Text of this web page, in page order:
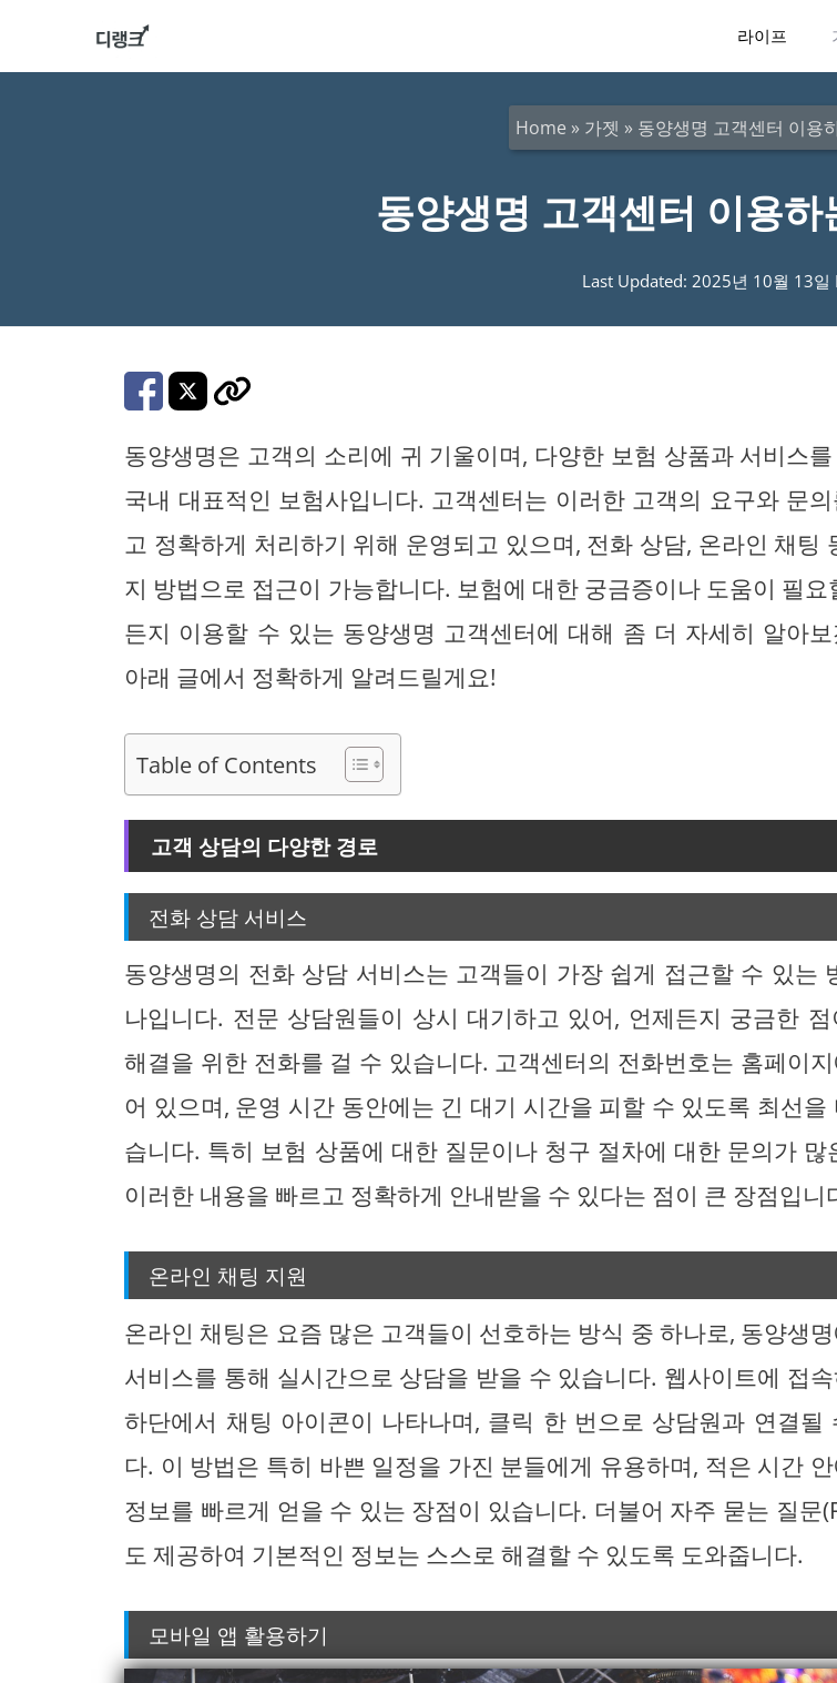
라이프
Home » 가젯 » 동양생명 고객센터 이용
동양생명 고객센터 이용
Last Updated: 2025년 10월 13일
동양생명은 고객의 소리에 귀 기울이며, 다양한 보험 상품과 서비스
국내 대표적인 보험사입니다. 고객센터는 이러한 고객의 요구와 문
고 정확하게 처리하기 위해 운영되고 있으며, 전화 상담, 온라인 채팅
지 방법으로 접근이 가능합니다. 보험에 대한 궁금증이나 도움이 필요
든지 이용할 수 있는 동양생명 고객센터에 대해 좀 더 자세히 알아보
아래 글에서 정확하게 알려드릴게요!
Table of Contents
고객 상담의 다양한 경로
전화 상담 서비스
동양생명의 전화 상담 서비스는 고객들이 가장 쉽게 접근할 수 있는
나입니다. 전문 상담원들이 상시 대기하고 있어, 언제든지 궁금한 점
해결을 위한 전화를 걸 수 있습니다. 고객센터의 전화번호는 홈페이
어 있으며, 운영 시간 동안에는 긴 대기 시간을 피할 수 있도록 최선을
습니다. 특히 보험 상품에 대한 질문이나 청구 절차에 대한 문의가 많
이러한 내용을 빠르고 정확하게 안내받을 수 있다는 점이 큰 장점입니
온라인 채팅 지원
온라인 채팅은 요즘 많은 고객들이 선호하는 방식 중 하나로, 동양생
서비스를 통해 실시간으로 상담을 받을 수 있습니다. 웹사이트에 접
하단에서 채팅 아이콘이 나타나며, 클릭 한 번으로 상담원과 연결될
다. 이 방법은 특히 바쁜 일정을 가진 분들에게 유용하며, 적은 시간
정보를 빠르게 얻을 수 있는 장점이 있습니다. 더불어 자주 묻는 질문
도 제공하여 기본적인 정보는 스스로 해결할 수 있도록 도와줍니다.
모바일 앱 활용하기